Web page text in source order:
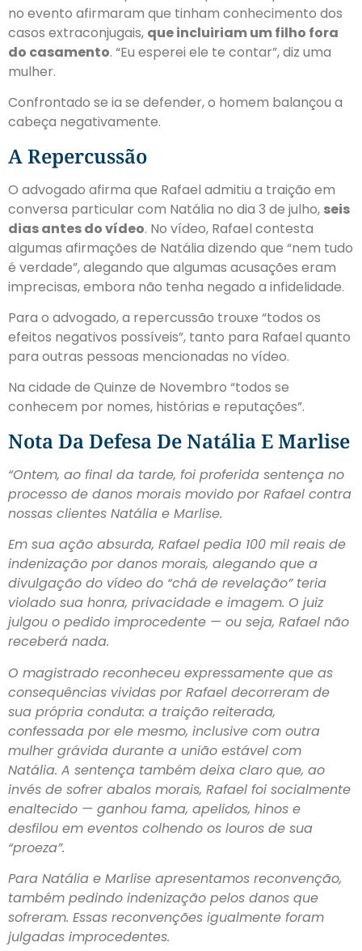
no evento afirmaram que tinham conhecimento dos
casos extraconjugais, que incluiriam um filho fora
do casamento. “Eu esperei ele te contar”, diz uma
mulher.
Confrontado se ia se defender, o homem balançou a
cabeça negativamente.
A Repercussão
O advogado afirma que Rafael admitiu a traição em
conversa particular com Natália no dia 3 de julho, seis
dias antes do vídeo. No vídeo, Rafael contesta
algumas afirmações de Natália dizendo que “nem tudo
é verdade”, alegando que algumas acusações eram
imprecisas, embora não tenha negado a infidelidade.
Para o advogado, a repercussão trouxe “todos os
efeitos negativos possíveis”, tanto para Rafael quanto
para outras pessoas mencionadas no vídeo.
Na cidade de Quinze de Novembro “todos se
conhecem por nomes, histórias e reputações”.
Nota Da Defesa De Natália E Marlise
“Ontem, ao final da tarde, foi proferida sentença no
processo de danos morais movido por Rafael contra
nossas clientes Natália e Marlise.
Em sua ação absurda, Rafael pedia 100 mil reais de
indenização por danos morais, alegando que a
divulgação do vídeo do “chá de revelação” teria
violado sua honra, privacidade e imagem. O juiz
julgou o pedido improcedente — ou seja, Rafael não
receberá nada.
O magistrado reconheceu expressamente que as
consequências vividas por Rafael decorreram de
sua própria conduta: a traição reiterada,
confessada por ele mesmo, inclusive com outra
mulher grávida durante a união estável com
Natália. A sentença também deixa claro que, ao
invés de sofrer abalos morais, Rafael foi socialmente
enaltecido — ganhou fama, apelidos, hinos e
desfilou em eventos colhendo os louros de sua
“proeza”.
Para Natália e Marlise apresentamos reconvenção,
também pedindo indenização pelos danos que
sofreram. Essas reconvenções igualmente foram
julgadas improcedentes.